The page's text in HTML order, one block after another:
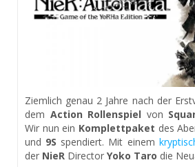
Ziemlich genau 2 Jahre nach der
dem Action Rollenspiel von
Wir nun ein Komplettpaket des
und 9S spendiert. Mit einem
der NieR Director Yoko Taro die